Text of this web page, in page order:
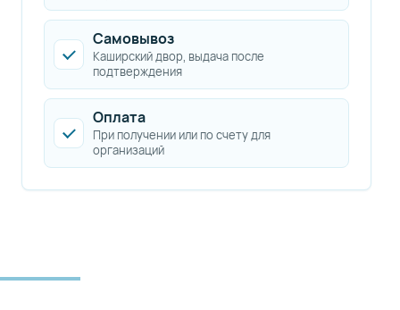
Самовывоз
Каширский двор, выдача после
подтверждения
Оплата
При получении или по счету для
организаций